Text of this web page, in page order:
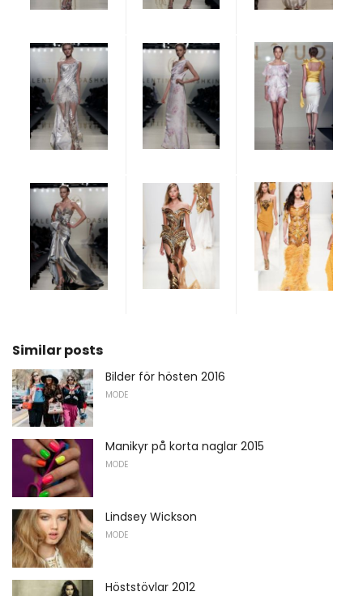
Similar posts
Bilder för hösten 2016
MODE
Manikyr på korta naglar 2015
MODE
Lindsey Wickson
MODE
Höststövlar 2012